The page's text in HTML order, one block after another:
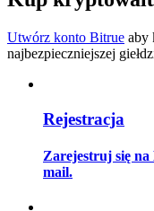
Utwórz konto Bitrue aby
najbezpieczniejszej
Rejestracja
Zarejestruj się na
mail.